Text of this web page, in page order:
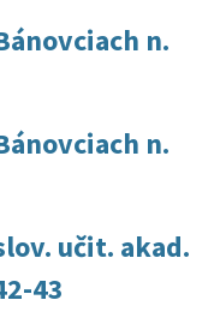
n.
n.
učit. akad.
43